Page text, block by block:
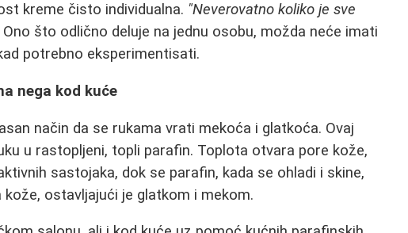
kreme čisto individualna. "Neverovatno koliko je sve
što odlično deluje na jednu osobu, možda neće imati
potrebno eksperimentisati.
nega kod kuće
način da se rukama vrati mekoća i glatkoća. Ovaj
u rastopljeni, topli parafin. Toplota otvara pore kože,
sastojaka, dok se parafin, kada se ohladi i skine,
ostavljajući je glatkom i mekom.